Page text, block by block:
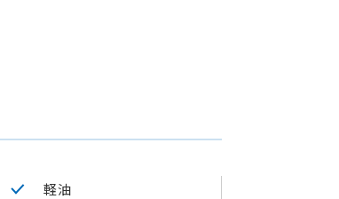
軽油